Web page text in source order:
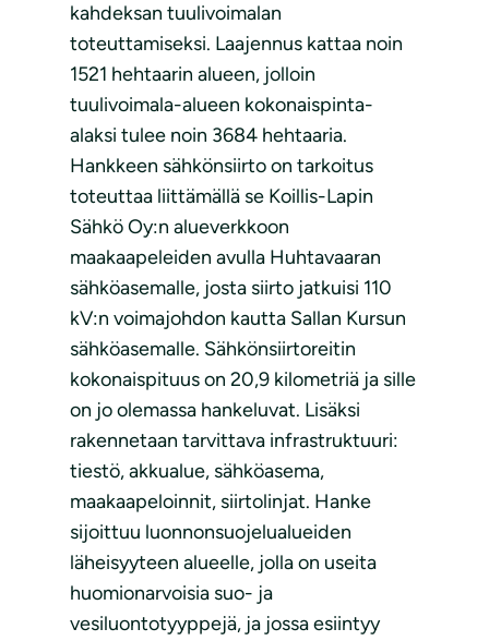
kahdeksan tuulivoimalan
toteuttamiseksi. Laajennus kattaa noin
1521 hehtaarin alueen, jolloin
tuulivoimala-alueen kokonaispinta-
alaksi tulee noin 3684 hehtaaria.
Hankkeen sähkönsiirto on tarkoitus
toteuttaa liittämällä se Koillis-Lapin
Sähkö Oy:n alueverkkoon
maakaapeleiden avulla Huhtavaaran
sähköasemalle, josta siirto jatkuisi 110
kV:n voimajohdon kautta Sallan Kursun
sähköasemalle. Sähkönsiirtoreitin
kokonaispituus on 20,9 kilometriä ja sille
on jo olemassa hankeluvat. Lisäksi
rakennetaan tarvittava infrastruktuuri:
tiestö, akkualue, sähköasema,
maakaapeloinnit, siirtolinjat. Hanke
sijoittuu luonnonsuojelualueiden
läheisyyteen alueelle, jolla on useita
huomionarvoisia suo- ja
vesiluontotyyppejä, ja jossa esiintyy